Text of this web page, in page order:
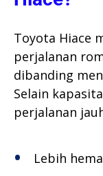
Toyota Hiace
perjalanan
dibanding
Selain
perjalanan
Lebih